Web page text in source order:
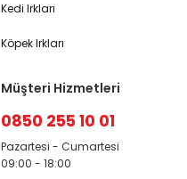
Kedi Irkları
Köpek Irkları
Müşteri Hizmetleri
0850 255 10 01
Pazartesi - Cumartesi
09:00 - 18:00